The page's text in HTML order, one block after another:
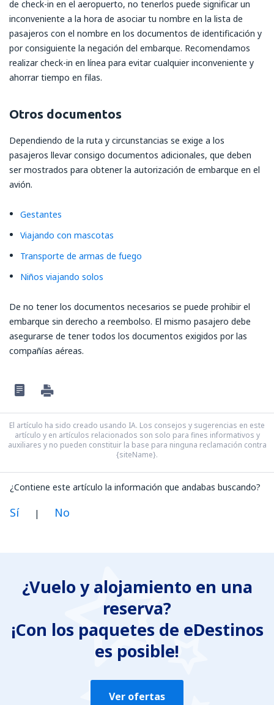
de check-in en el aeropuerto, no tenerlos puede significar un
inconveniente a la hora de asociar tu nombre en la lista de
pasajeros con el nombre en los documentos de identificación y
por consiguiente la negación del embarque. Recomendamos
realizar check-in en línea para evitar cualquier inconveniente y
ahorrar tiempo en filas.
Otros documentos
Dependiendo de la ruta y circunstancias se exige a los
pasajeros llevar consigo documentos adicionales, que deben
ser mostrados para obtener la autorización de embarque en el
avión.
Gestantes
Viajando con mascotas
Transporte de armas de fuego
Niños viajando solos
De no tener los documentos necesarios se puede prohibir el
embarque sin derecho a reembolso. El mismo pasajero debe
asegurarse de tener todos los documentos exigidos por las
compañías aéreas.
El artículo ha sido creado usando IA. Los consejos y sugerencias en este
artículo y en artículos relacionados son solo para fines informativos y
auxiliares y no pueden constituir la base para ninguna reclamación contra
{siteName}.
¿Contiene este artículo la información que andabas buscando?
Sí | No
Contiene información incorrecta
No profundiza en el tema
Es demasiado largo
¿Vuelo y alojamiento en una
reserva?
¡Con los paquetes de eDestinos
es posible!
Ver ofertas